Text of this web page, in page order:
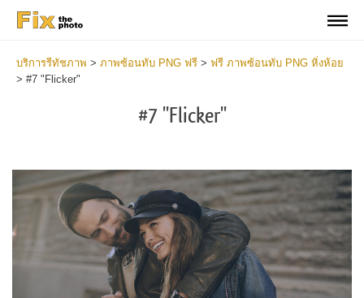
บริการรีทัชภาพ > ภาพซ้อนทับ PNG ฟรี > ฟรี ภาพซ้อนทับ PNG หิ่งห้อย
> #7 "Flicker"
#7 "Flicker"